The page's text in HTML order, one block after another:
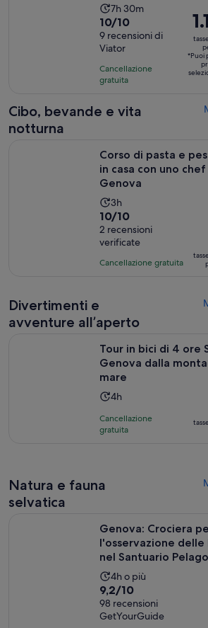
L’attività
dura
7
ore
e
30
7h 30m
Valutazione
di
10.0
su
10,
base
recensioni
10/10
9 recensioni di
Viator
Cancellazione
gratuita
Il
è
*Puoi
Cibo, bevande e vita
notturna
Corso di pasta e
in casa con uno
Genova
L’attività
dura
3
ore
3h
Valutazione
di
10.0
su
di
2
recensioni
10/10
2 recensioni
verificate
Cancellazione gratuita
Divertimenti e
avventure all’aperto
Tour in bici di 4 ore
Genova dalla
mare
L’attività
4
4h
Cancellazione
gratuita
Natura e fauna
selvatica
Genova: Crociera
l'osservazione delle
nel Santuario
L’attività
dura
4
ore
4h o più
Valutazione
di
9.2
9,2/10
98 recensioni
GetYourGuide